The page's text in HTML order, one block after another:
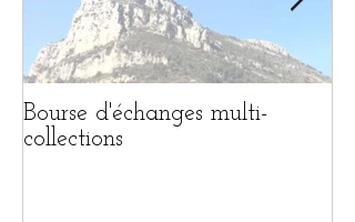
Bourse d'échanges multi-
collections